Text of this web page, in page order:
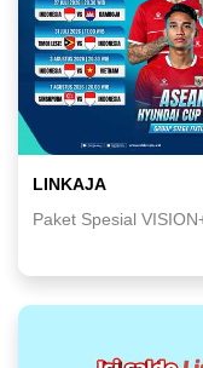
LINKAJA
Paket Spesial